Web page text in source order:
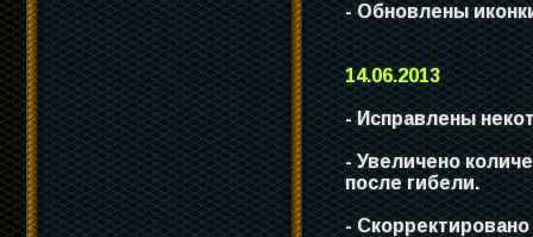
- Обновлены
14.06.2013
- Исправлены
- Увеличено
после гибели.
-